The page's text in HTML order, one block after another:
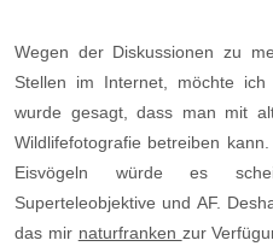
Wegen der Diskussionen zu
Stellen im Internet, möchte
wurde gesagt, dass man mit
Wildlifefotografie betreiben
Eisvögeln würde es
Superteleobjektive und AF.
das mir naturfranken zur